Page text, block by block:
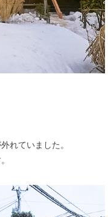
れていました。